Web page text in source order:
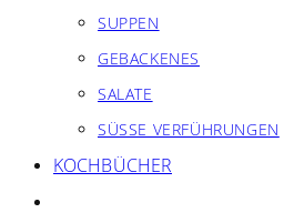
SUPPEN
GEBACKENES
SALATE
SÜSSE VERFÜHRUNGEN
KOCHBÜCHER